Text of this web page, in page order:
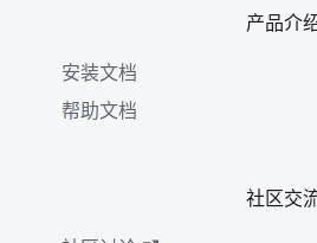
产品介
安装文档
帮助文档
社区交